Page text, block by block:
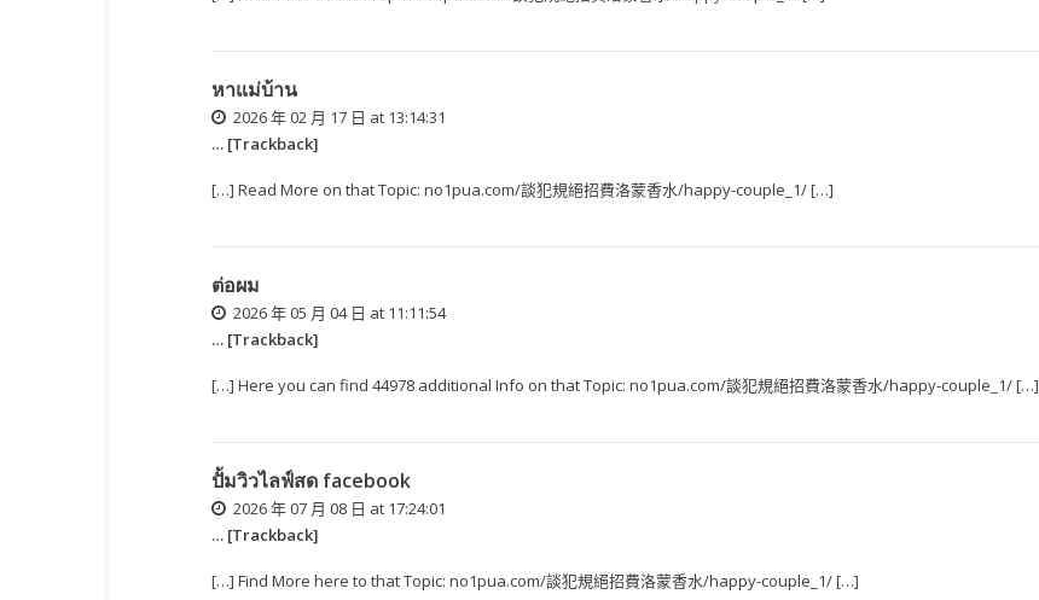
หาแม่บ้าน
2026 年 02 月 17 日 at 13:14:31
… [Trackback]
[…] Read More on that Topic: no1pua.com/談犯規絕招費洛蒙香水/happy-couple_1/ […]
ต่อผม
2026 年 05 月 04 日 at 11:11:54
… [Trackback]
[…] Here you can find 44978 additional Info on that Topic: no1pua.com/談犯規絕招費洛蒙香水/happy-couple_1/ […]
ปั้มวิวไลฟ์สด facebook
2026 年 07 月 08 日 at 17:24:01
… [Trackback]
[…] Find More here to that Topic: no1pua.com/談犯規絕招費洛蒙香水/happy-couple_1/ […]